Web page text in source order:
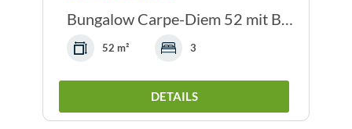
Bungalow Carpe-Diem 52 mit Bodenplatte
52 m² 3
DETAILS